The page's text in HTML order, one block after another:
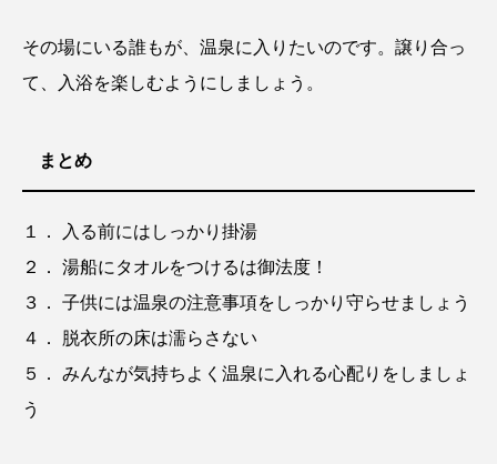
その場にいる誰もが、温泉に入りたいのです。譲り合っ
て、入浴を楽しむようにしましょう。
まとめ
１． 入る前にはしっかり掛湯
２． 湯船にタオルをつけるは御法度！
３． 子供には温泉の注意事項をしっかり守らせましょう
４． 脱衣所の床は濡らさない
５． みんなが気持ちよく温泉に入れる心配りをしましょ
う